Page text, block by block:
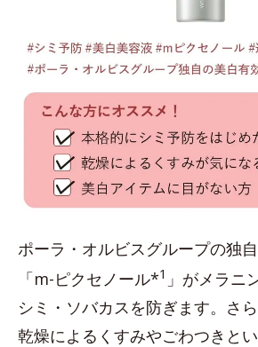
ポーラ・オルビスグループの独
「m-ピクセノール*1 」がメラニ
シミ・ソバカスを防ぎます。さら
乾燥によるくすみやごわつきと